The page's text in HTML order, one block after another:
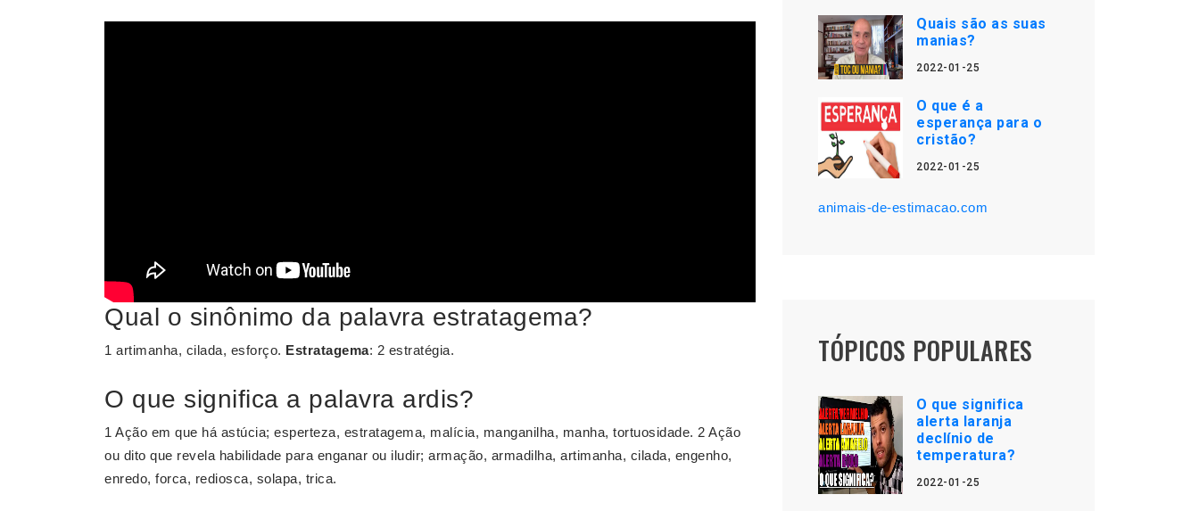
Qual o sinônimo da palavra estratagema?
1 artimanha, cilada, esforço. Estratagema: 2 estratégia.
O que significa a palavra ardis?
1 Ação em que há astúcia; esperteza, estratagema, malícia, manganilha, manha, tortuosidade. 2 Ação
ou dito que revela habilidade para enganar ou iludir; armação, armadilha, artimanha, cilada, engenho,
enredo, forca, rediosca, solapa, trica.
Quais são as suas
manias?
2022-01-25
O que é a
esperança para o
cristão?
2022-01-25
animais-de-estimacao.com
TÓPICOS POPULARES
O que significa
alerta laranja
declínio de
temperatura?
2022-01-25